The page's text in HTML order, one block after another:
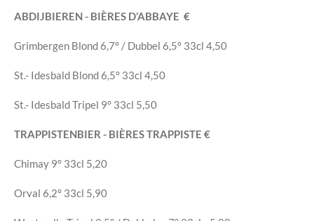
ABDIJBIEREN - BIÈRES D’ABBAYE €
Grimbergen Blond 6,7° / Dubbel 6,5° 33cl 4,50
St.- Idesbald Blond 6,5° 33cl 4,50
St.- Idesbald Tripel 9° 33cl 5,50
TRAPPISTENBIER - BIÈRES TRAPPISTE €
Chimay 9° 33cl 5,20
Orval 6,2° 33cl 5,90